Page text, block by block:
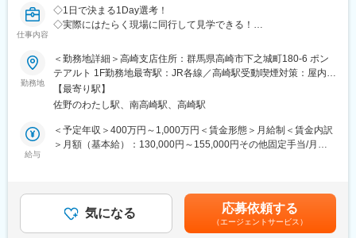
◆採用組織について（E＆Cシステム部）
SUBARUのE&Cシステム開発部は、電気・電子（Electric,
部門であり、現代の自動車に不可欠な電装・ソフトウェア領域を
幅広くカバーしています。ステアリングやブレーキ、エアバッグ
といった基本的な車両制御から、通信・セキュリティ・故障診
断、さらには空調やキーレス、OTAによるソフトウェア更新ま
■業務のやりがい/魅力/優位性
・社内にとどまらず社外標準化活動への参加機会もあるため、業
界全体のレベルアップにも貢献できる。
仕事内容
◇1日で決まる1Day選考！
◇実際にはたらく現場に同行して見学できる！
■1Day選考の流れ
［1］支店に到着、営業と一緒に顧客先に訪問
［2］ランチをしてから帰社／※もちろん当社持ちです！
［3］面接
［4］スキルアップタイム見学／営業同士でスキルを高める時間で
◇家庭と仕事を両立したい方
◇営業が嫌いなわけじゃない。ただ“働き方”が合わなくなってしま
勤務地
＜勤務地詳細＞高崎支店住所：群馬県高崎市下之城町180-6 ポン
テアルト 1F勤務地最寄駅：JR各線／高崎駅受動喫煙対策：屋内全
面禁煙変更の範囲：会社の定める事業所
【最寄り駅】
佐野のわたし駅、南高崎駅、高崎駅
給与
＜予定年収＞400万円～1,000万円＜賃金形態＞月給制＜賃金内訳
＞月額（基本給）：130,000円～155,000円その他固定手当/月：
業手当＞有＜給与補足＞年収650万円（月給31万円＋成果給＋賞
与）／入社1年目 メンバー年収841万円（月給42万円＋成果給＋
賞与）／入社2年目 メンバー年収1,156万円（月給56万円＋成果給
気になる 応募依頼する
（エージェントサービス）